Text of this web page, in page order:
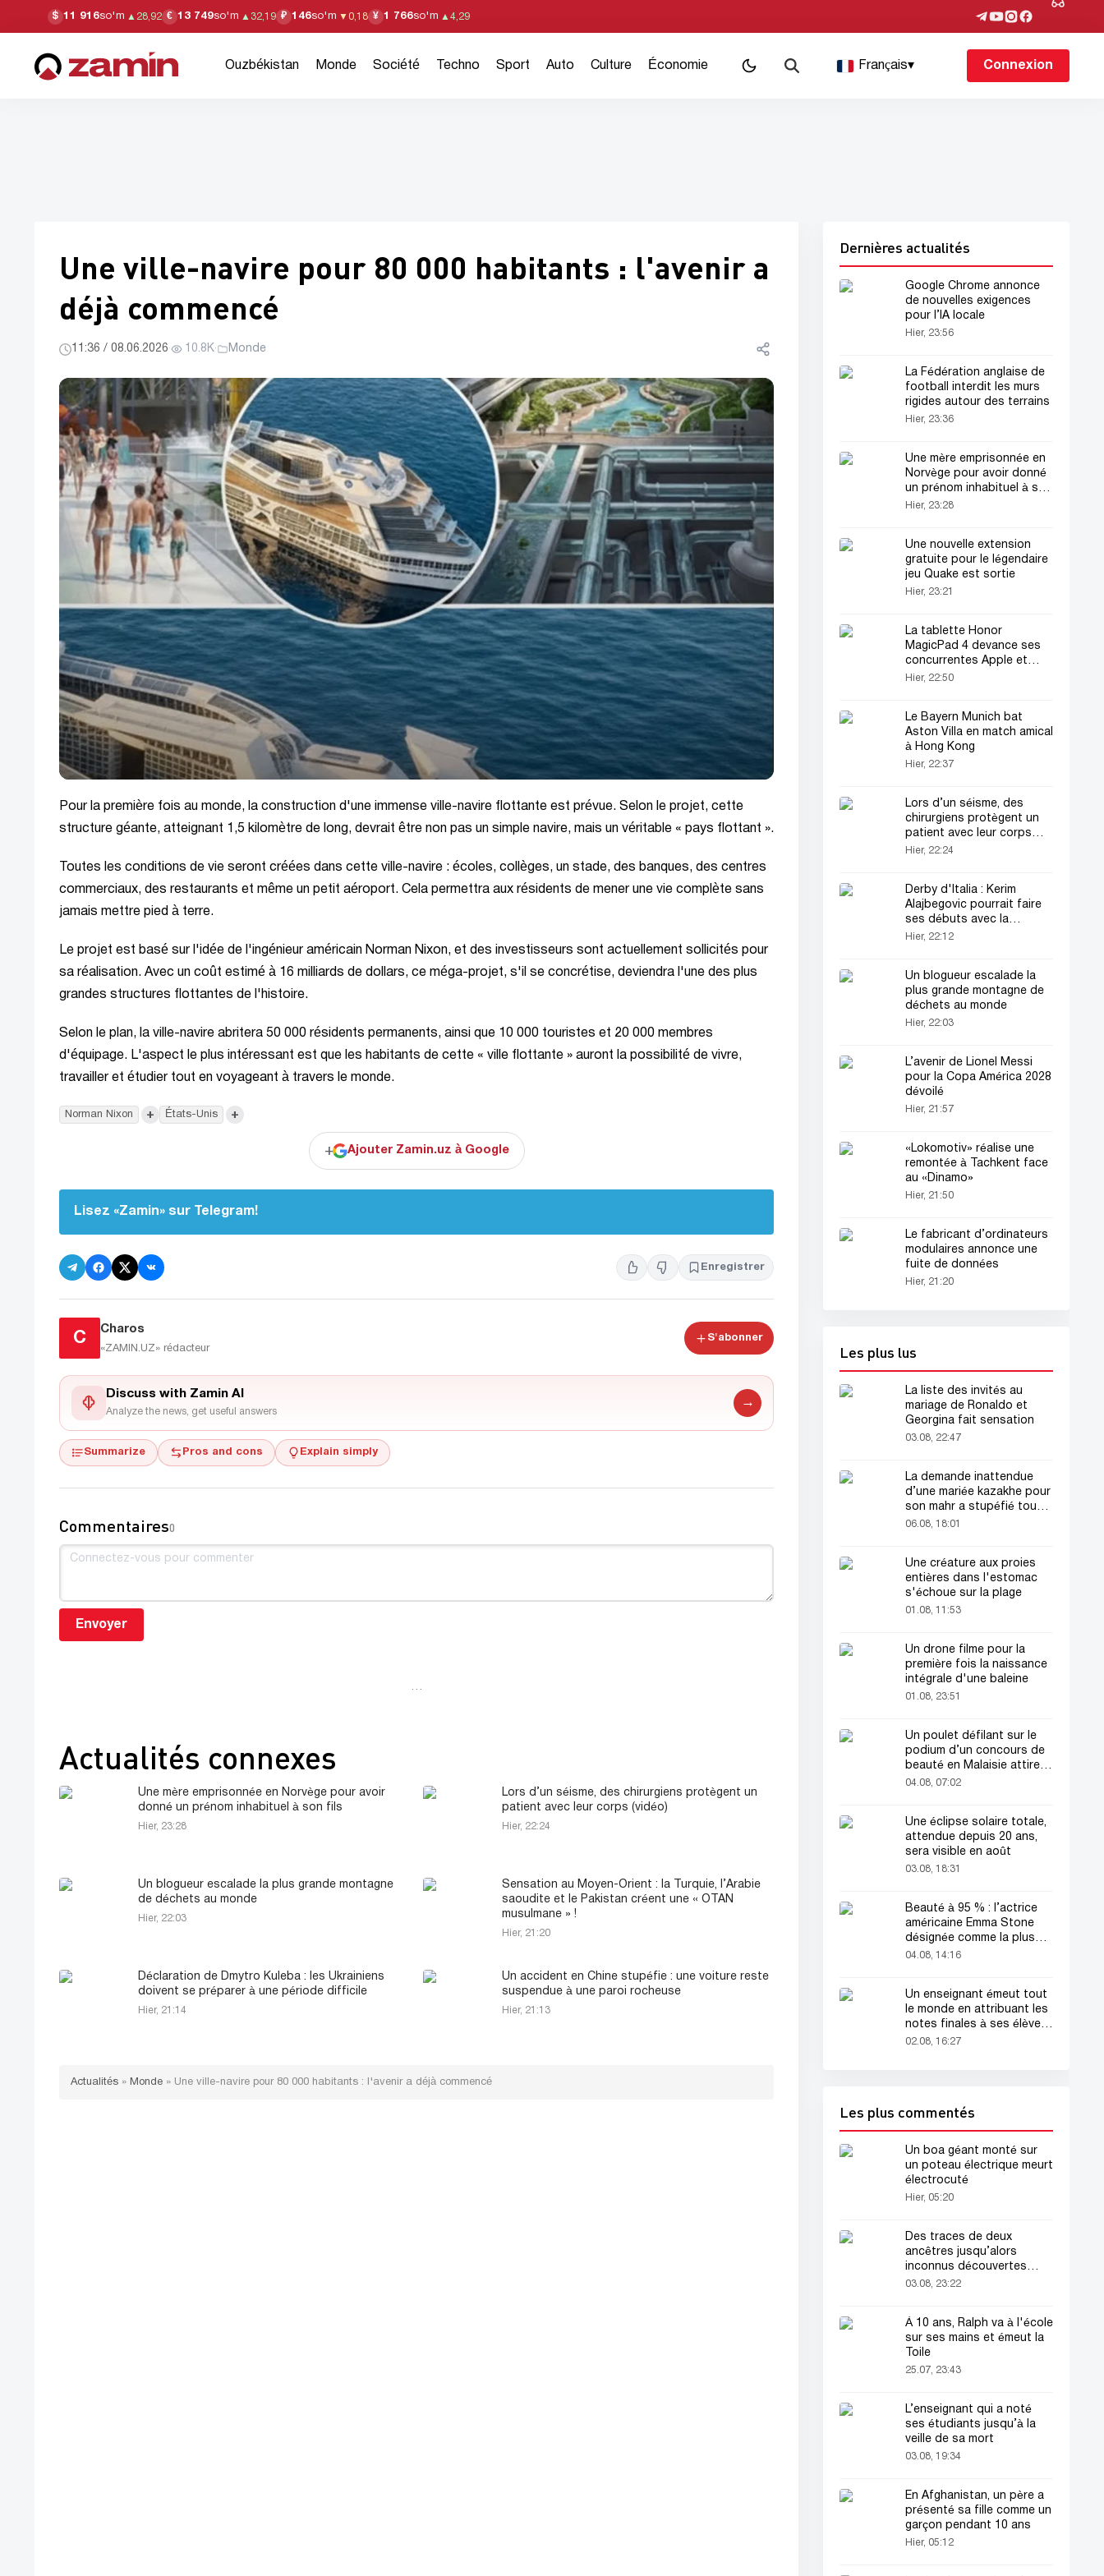
$ 11 916so'm ▲ 28,92 € 13 749so'm ▲ 32,19 ₽ 146so'm ▼ 0,18 ¥ 1 766so'm ▲ 4,29
Ouzbékistan Monde Société Techno Sport Auto Culture Économie Français▾ Connexion
Une ville-navire pour 80 000 habitants : l'avenir a
déjà commencé
11:36 / 08.06.2026· 10.8K· Monde
Pour la première fois au monde, la construction d'une immense ville-navire flottante est prévue. Selon le projet, cette
structure géante, atteignant 1,5 kilomètre de long, devrait être non pas un simple navire, mais un véritable « pays flottant ».
Toutes les conditions de vie seront créées dans cette ville-navire : écoles, collèges, un stade, des banques, des centres
commerciaux, des restaurants et même un petit aéroport. Cela permettra aux résidents de mener une vie complète sans
jamais mettre pied à terre.
Le projet est basé sur l'idée de l'ingénieur américain Norman Nixon, et des investisseurs sont actuellement sollicités pour
sa réalisation. Avec un coût estimé à 16 milliards de dollars, ce méga-projet, s'il se concrétise, deviendra l'une des plus
grandes structures flottantes de l'histoire.
Selon le plan, la ville-navire abritera 50 000 résidents permanents, ainsi que 10 000 touristes et 20 000 membres
d'équipage. L'aspect le plus intéressant est que les habitants de cette « ville flottante » auront la possibilité de vivre,
travailler et étudier tout en voyageant à travers le monde.
Norman Nixon + États-Unis +
+ Ajouter Zamin.uz à Google
Lisez «Zamin» sur Telegram!
Enregistrer
C
Charos
«ZAMIN.UZ» rédacteur
S'abonner
Discuss with Zamin AI
Analyze the news, get useful answers
→
Summarize Pros and cons Explain simply
Commentaires0
Envoyer
…
Actualités connexes
Une mère emprisonnée en Norvège pour avoir
donné un prénom inhabituel à son fils
Hier, 23:28
Lors d’un séisme, des chirurgiens protègent un
patient avec leur corps (vidéo)
Hier, 22:24
Un blogueur escalade la plus grande montagne
de déchets au monde
Hier, 22:03
Sensation au Moyen-Orient : la Turquie, l’Arabie
saoudite et le Pakistan créent une « OTAN
musulmane » !
Hier, 21:20
Déclaration de Dmytro Kuleba : les Ukrainiens
doivent se préparer à une période difficile
Hier, 21:14
Un accident en Chine stupéfie : une voiture reste
suspendue à une paroi rocheuse
Hier, 21:13
Actualités » Monde » Une ville-navire pour 80 000 habitants : l'avenir a déjà commencé
Dernières actualités
Google Chrome annonce
de nouvelles exigences
pour l’IA locale
Hier, 23:56
La Fédération anglaise de
football interdit les murs
rigides autour des terrains
Hier, 23:36
Une mère emprisonnée en
Norvège pour avoir donné
un prénom inhabituel à son
fils
Hier, 23:28
Une nouvelle extension
gratuite pour le légendaire
jeu Quake est sortie
Hier, 23:21
La tablette Honor
MagicPad 4 devance ses
concurrentes Apple et
Samsung
Hier, 22:50
Le Bayern Munich bat
Aston Villa en match amical
à Hong Kong
Hier, 22:37
Lors d’un séisme, des
chirurgiens protègent un
patient avec leur corps
(vidéo)
Hier, 22:24
Derby d'Italia : Kerim
Alajbegovic pourrait faire
ses débuts avec la
Juventus
Hier, 22:12
Un blogueur escalade la
plus grande montagne de
déchets au monde
Hier, 22:03
L’avenir de Lionel Messi
pour la Copa América 2028
dévoilé
Hier, 21:57
«Lokomotiv» réalise une
remontée à Tachkent face
au «Dinamo»
Hier, 21:50
Le fabricant d’ordinateurs
modulaires annonce une
fuite de données
Hier, 21:20
Les plus lus
La liste des invités au
mariage de Ronaldo et
Georgina fait sensation
03.08, 22:47
La demande inattendue
d’une mariée kazakhe pour
son mahr a stupéfié tout
le monde
06.08, 18:01
Une créature aux proies
entières dans l'estomac
s'échoue sur la plage
01.08, 11:53
Un drone filme pour la
première fois la naissance
intégrale d'une baleine
01.08, 23:51
Un poulet défilant sur le
podium d’un concours de
beauté en Malaisie attire
l’attention du public
04.08, 07:02
Une éclipse solaire totale,
attendue depuis 20 ans,
sera visible en août
03.08, 18:31
Beauté à 95 % : l’actrice
américaine Emma Stone
désignée comme la plus
belle femme du monde !
04.08, 14:16
Un enseignant émeut tout
le monde en attribuant les
notes finales à ses élèves
avant sa mort
02.08, 16:27
Les plus commentés
Un boa géant monté sur
un poteau électrique meurt
électrocuté
Hier, 05:20
Des traces de deux
ancêtres jusqu’alors
inconnus découvertes
dans l’ADN humain
03.08, 23:22
À 10 ans, Ralph va à l'école
sur ses mains et émeut la
Toile
25.07, 23:43
L’enseignant qui a noté
ses étudiants jusqu’à la
veille de sa mort
03.08, 19:34
En Afghanistan, un père a
présenté sa fille comme un
garçon pendant 10 ans
Hier, 05:12